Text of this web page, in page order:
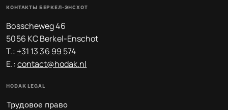
КОНТАКТЫ БЕРКЕЛ-ЭНСХОТ
Bosscheweg 46
5056 KC Berkel-Enschot
T.: +31 13 36 99 574
E.:contact@hodak.nl
HODAK LEGAL
Трудовое право